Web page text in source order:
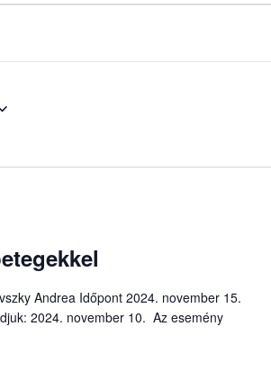
Andrea Időpont 2024. november 15.
2024. november 10. Az esemény